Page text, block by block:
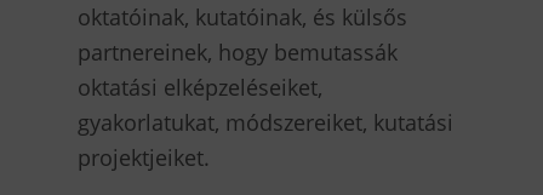
oktatóinak, kutatóinak, és külsős
partnereinek, hogy bemutassák
oktatási elképzeléseiket,
gyakorlatukat, módszereiket, kutatási
projektjeiket.